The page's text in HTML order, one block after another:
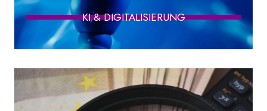
KI & DIGITALISIERUNG